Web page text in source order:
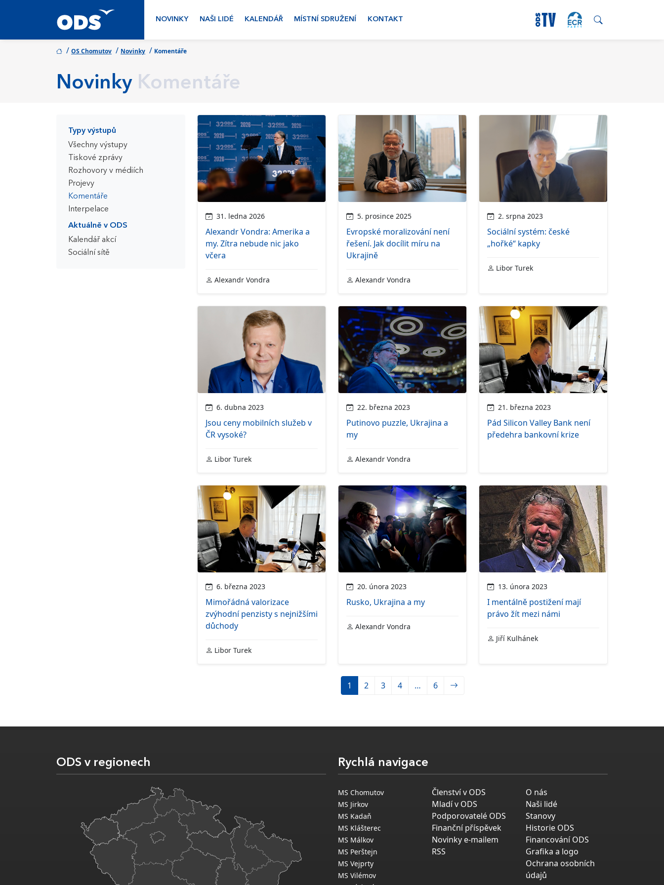
NOVINKY NAŠI LIDÉ KALENDÁŘ MÍSTNÍ SDRUŽENÍ KONTAKT
/ OS Chomutov / Novinky / Komentáře
Novinky Komentáře
Typy výstupů
Všechny výstupy
Tiskové zprávy
Rozhovory v médiích
Projevy
Komentáře
Interpelace
Aktuálně v ODS
Kalendář akcí
Sociální sítě
31. ledna 2026
Alexandr Vondra: Amerika a
my. Zítra nebude nic jako
včera
Alexandr Vondra
5. prosince 2025
Evropské moralizování není
řešení. Jak docílit míru na
Ukrajině
Alexandr Vondra
2. srpna 2023
Sociální systém: české
„hořké“ kapky
Libor Turek
6. dubna 2023
Jsou ceny mobilních služeb v
ČR vysoké?
Libor Turek
22. března 2023
Putinovo puzzle, Ukrajina a
my
Alexandr Vondra
21. března 2023
Pád Silicon Valley Bank není
předehra bankovní krize
6. března 2023
Mimořádná valorizace
zvýhodní penzisty s nejnižšími
důchody
Libor Turek
20. února 2023
Rusko, Ukrajina a my
Alexandr Vondra
13. února 2023
I mentálně postižení mají
právo žít mezi námi
Jiří Kulhánek
1 2 3 4 … 6
ODS v regionech Rychlá navigace
MS Chomutov
MS Jirkov
MS Kadaň
MS Klášterec
MS Málkov
MS Perštejn
MS Vejprty
MS Vilémov
Členství v ODS
Mladí v ODS
Podporovatelé ODS
Finanční příspěvek
Novinky e-mailem
RSS
O nás
Naši lidé
Stanovy
Historie ODS
Financování ODS
Grafika a logo
Ochrana osobních
údajů